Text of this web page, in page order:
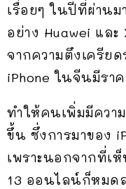
เรื่อยๆ ในปีที่ผ่าน
อย่าง Huawei แล
จากความตึงเครีย
iPhone ในจีนมีรา
ทำให้คนเพิ่มมีควา
ขึ้น ซึ่งการมาของ
เพราะนอกจากที่เ
13 ออนไลน์ก็หมด